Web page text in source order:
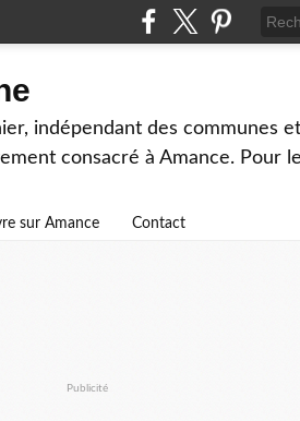
indépendant des communes
consacré à Amance. Pour
sur Amance Contact
Publicité